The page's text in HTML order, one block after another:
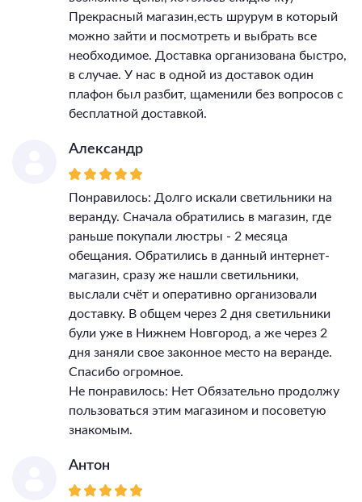
Прекрасный магазин,есть шрурум в который
можно зайти и посмотреть и выбрать все
необходимое. Доставка организована быстро,
в случае. У нас в одной из доставок один
плафон был разбит, щаменили без вопросов с
бесплатной доставкой.
Александр
Понравилось: Долго искали светильники на
веранду. Сначала обратились в магазин, где
раньше покупали люстры - 2 месяца
обещания. Обратились в данный интернет-
магазин, сразу же нашли светильники,
выслали счёт и оперативно организовали
доставку. В общем через 2 дня светильники
були уже в Нижнем Новгород, а же через 2
дня заняли свое законное место на веранде.
Спасибо огромное.
Не понравилось: Нет Обязательно продолжу
пользоваться этим магазином и посоветую
знакомым.
Антон